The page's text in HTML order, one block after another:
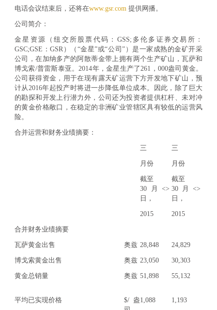
电话会议结束后，还将在www.gsr.com 提供网播。
公司简介：
金星资源（纽交所股票代码：GSS;多伦多证券交易所：
GSC;GSE：GSR）（“金星”或“公司”）是一家成熟的金矿开采
公司，在加纳多产的阿散蒂金带上拥有两个生产矿山，瓦萨和
博戈索/普雷斯泰亚。2014年，金星生产了261，000盎司黄金。
公司获得资金，用于在现有露天矿运营下方开发地下矿山，预
计从2016年起投产时将进一步降低单位成本。因此，除了巨大
的勘探和开发上行潜力外，公司还为投资者提供杠杆、未对冲
的黄金价格敞口，在稳定的非洲矿业管辖区具有较低的运营风
险。
合并运营和财务业绩摘要：
三
月份
截至
30月<>
日，
三
月份
截至
30月<>
日，
2015 2015
合并财务业绩摘要
瓦萨黄金出售 奥兹 28,848 24,829
博戈索黄金出售 奥兹 23,050 30,303
黄金总销量 奥兹 51,898 55,132
平均已实现价格
$/盎1,088 1,193